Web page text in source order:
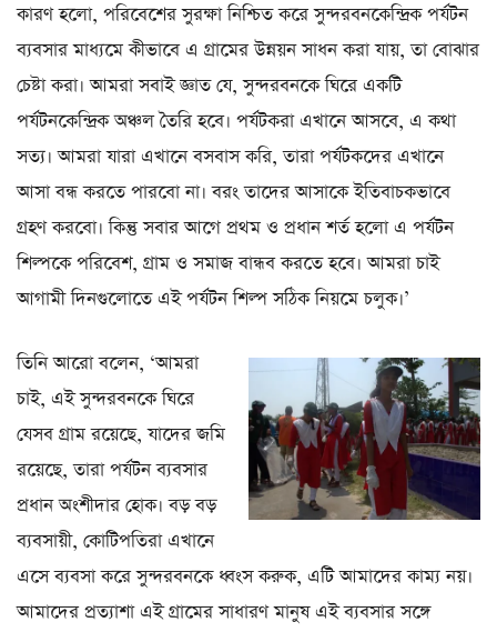
কারণ হলো, পরিবেশের সুরক্ষা নিশ্চিত করে সুন্দরবনকেন্দ্রিক পর্যটন
ব্যবসার মাধ্যমে কীভাবে এ গ্রামের উন্নয়ন সাধন করা যায়, তা বোঝার
চেষ্টা করা। আমরা সবাই জ্ঞাত যে, সুন্দরবনকে ঘিরে একটি
পর্যটনকেন্দ্রিক অঞ্চল তৈরি হবে। পর্যটকরা এখানে আসবে, এ কথা
সত্য। আমরা যারা এখানে বসবাস করি, তারা পর্যটকদের এখানে
আসা বন্ধ করতে পারবো না। বরং তাদের আসাকে ইতিবাচকভাবে
গ্রহণ করবো। কিন্তু সবার আগে প্রথম ও প্রধান শর্ত হলো এ পর্যটন
শিল্পকে পরিবেশ, গ্রাম ও সমাজ বান্ধব করতে হবে। আমরা চাই
আগামী দিনগুলোতে এই পর্যটন শিল্প সঠিক নিয়মে চলুক।’
তিনি আরো বলেন, ‘আমরা
চাই, এই সুন্দরবনকে ঘিরে
যেসব গ্রাম রয়েছে, যাদের জমি
রয়েছে, তারা পর্যটন ব্যবসার
প্রধান অংশীদার হোক। বড় বড়
ব্যবসায়ী, কোটিপতিরা এখানে
এসে ব্যবসা করে সুন্দরবনকে ধ্বংস করুক, এটি আমাদের কাম্য নয়।
আমাদের প্রত্যাশা এই গ্রামের সাধারণ মানুষ এই ব্যবসার সঙ্গে